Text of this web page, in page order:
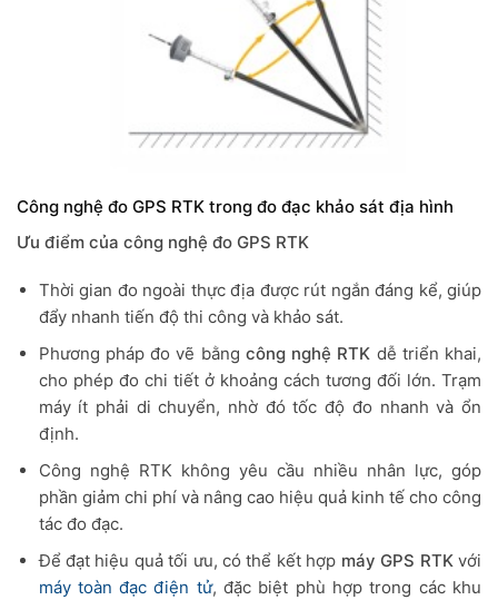
Công nghệ đo GPS RTK trong đo đạc khảo sát địa hình
Ưu điểm của công nghệ đo GPS RTK
Thời gian đo ngoài thực địa được rút ngắn đáng kể, giúp
đẩy nhanh tiến độ thi công và khảo sát.
Phương pháp đo vẽ bằng công nghệ RTK dễ triển khai,
cho phép đo chi tiết ở khoảng cách tương đối lớn. Trạm
máy ít phải di chuyển, nhờ đó tốc độ đo nhanh và ổn
định.
Công nghệ RTK không yêu cầu nhiều nhân lực, góp
phần giảm chi phí và nâng cao hiệu quả kinh tế cho công
tác đo đạc.
Để đạt hiệu quả tối ưu, có thể kết hợp máy GPS RTKvới
máy toàn đạc điện tử, đặc biệt phù hợp trong các khu